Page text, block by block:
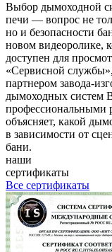
Выбор дымоходной
печи — вопрос не
но и безопасности
новом видеоролике,
доступен для
«Сервисной
партнером завода-
дымоходных систем
профессиональными
объясняет, какой
в зависимости от
бани.
наши
сертификаты
Все сертификаты